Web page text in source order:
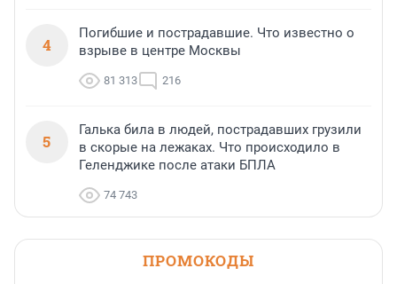
4
Погибшие и пострадавшие. Что известно о
взрыве в центре Москвы
81 313 216
5
Галька била в людей, пострадавших грузили
в скорые на лежаках. Что происходило в
Геленджике после атаки БПЛА
74 743
ПРОМОКОДЫ